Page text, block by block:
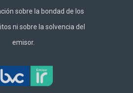
sobre la bondad de los
ni sobre la solvencia del
emisor.